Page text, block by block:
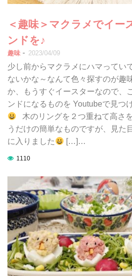
＜趣味＞マクラメでイー
ンドを♪
趣味 - 2023/04/09
少し前からマクラメにハマってい
ないかな～なんて色々探すのが趣
か、もうすぐイースターなので、
ンドになるものを Youtubeで見つ
木のリングを２つ重ねて高さ
うだけの簡単なものですが、見た
に入りました
[…]…
1110